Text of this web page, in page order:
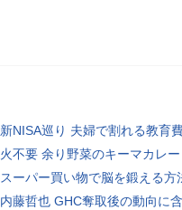
新NISA巡り 夫婦で割れる教育
火不要 余り野菜のキーマカレー
スーパー買い物で脳を鍛える方
内藤哲也 GHC奪取後の動向に